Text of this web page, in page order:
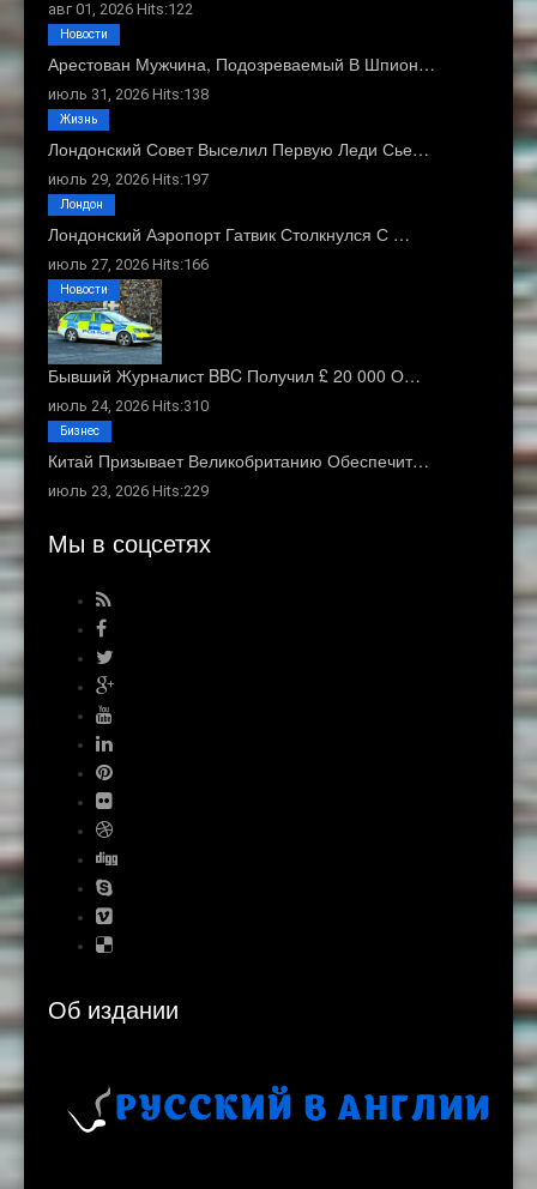
авг 01, 2026 Hits:122
Арестован Мужчина, Подозреваемый В Шпион…
июль 31, 2026 Hits:138
Новости
Лондонский Совет Выселил Первую Леди Сье…
июль 29, 2026 Hits:197
Жизнь
Лондонский Аэропорт Гатвик Столкнулся С …
июль 27, 2026 Hits:166
Лондон
Бывший Журналист BBC Получил £ 20 000 О…
июль 24, 2026 Hits:310
Новости
Китай Призывает Великобританию Обеспечит…
июль 23, 2026 Hits:229
Бизнес
Мы в соцсетях
Об издании